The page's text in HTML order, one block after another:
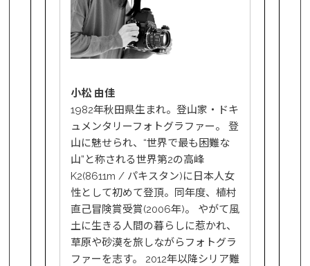
小松 由佳
1982年秋田県生まれ。登山家・ドキ
ュメンタリーフォトグラファー。 登
山に魅せられ、“世界で最も困難な
山”と称される世界第2の高峰
K2(8611m / パキスタン)に日本人女
性として初めて登頂。同年度、植村
直己冒険賞受賞(2006年)。 やがて風
土に生きる人間の暮らしに惹かれ、
草原や砂漠を旅しながらフォトグラ
ファーを志す。 2012年以降シリア難